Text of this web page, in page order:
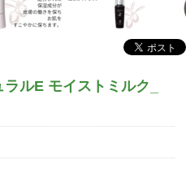
ルE モイストミルク_